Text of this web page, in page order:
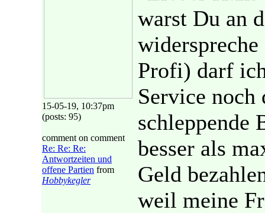
15-05-19, 10:37pm
(posts: 95)
comment on comment
Re: Re: Re:
Antwortzeiten und
offene Partien from
Hobbykegler
warst Du an
Profi) darf
Service noch
schleppende
besser als
Geld
weil meine